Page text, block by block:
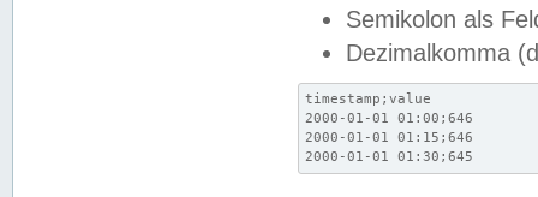
Semikolon als
Dezimalkomma
timestamp;value
2000-01-01 01:00;646
2000-01-01 01:15;646
2000-01-01 01:30;645